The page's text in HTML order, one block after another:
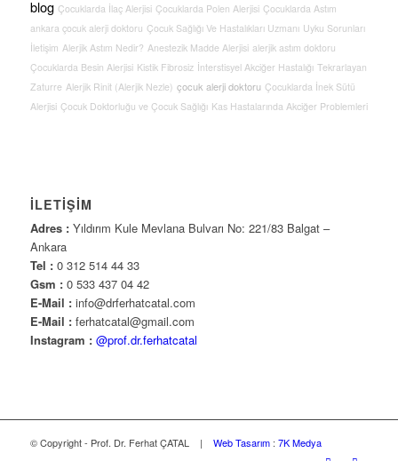
blog Çocuklarda İlaç Alerjisi Çocuklarda Polen Alerjisi Çocuklarda Astım
ankara çocuk alerji doktoru Çocuk Sağlığı Ve Hastalıkları Uzmanı Uyku Sorunları
İletişim Alerjik Astım Nedir? Anestezik Madde Alerjisi alerjik astım doktoru
Çocuklarda Besin Alerjisi Kistik Fibrosiz İnterstisyel Akciğer Hastalığı Tekrarlayan
Zaturre Alerjik Rinit (Alerjik Nezle) çocuk alerji doktoru Çocuklarda İnek Sütü
Alerjisi Çocuk Doktorluğu ve Çocuk Sağlığı Kas Hastalarında Akciğer Problemleri
İLETİŞİM
Adres :Yıldırım Kule Mevlana Bulvarı No: 221/83 Balgat –
Ankara
Tel :0 312 514 44 33
Gsm :0 533 437 04 42
E-Mail :info@drferhatcatal.com
E-Mail :ferhatcatal@gmail.com
Instagram : @prof.dr.ferhatcatal
© Copyright - Prof. Dr. Ferhat ÇATAL | Web Tasarım: 7K Medya